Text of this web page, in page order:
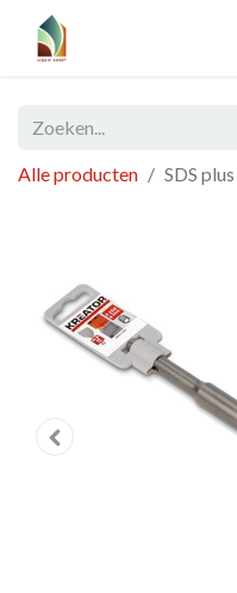
Alle producten SDS